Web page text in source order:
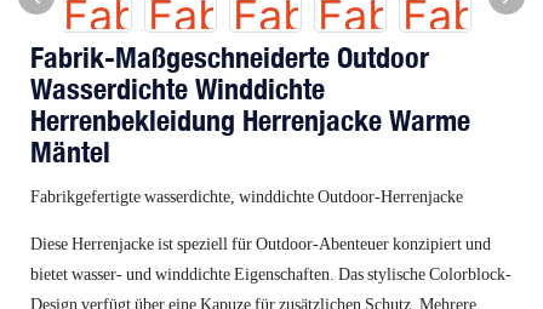
Fabrik-Maßgeschneiderte Outdoor
Wasserdichte Winddichte
Herrenbekleidung Herrenjacke Warme
Mäntel
Fabrikgefertigte wasserdichte, winddichte Outdoor-Herrenjacke
Diese Herrenjacke ist speziell für Outdoor-Abenteuer konzipiert und
bietet wasser- und winddichte Eigenschaften. Das stylische Colorblock-
Design verfügt über eine Kapuze für zusätzlichen Schutz. Mehrere